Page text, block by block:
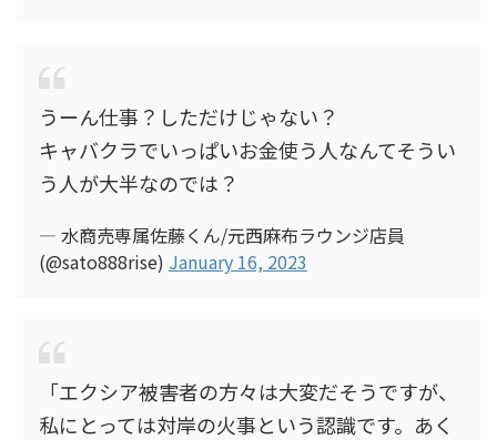
うーん仕事？しただけじゃない？
キャバクラでいっぱいお金使う人なんてそうい
う人が大半なのでは？
— 水商売専属佐藤くん/元西麻布ラウンジ店員
(@sato888rise) January 16, 2023
「エクシア被害者の方々は大変だそうですが、
私にとっては対岸の火事という認識です。あく